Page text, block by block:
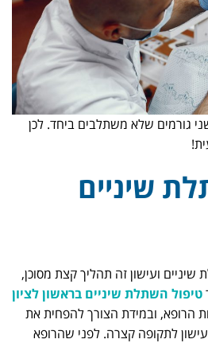
גורמים שלא משתלבים ביחד. לכן
שיניים
ועישון זה תהליך קצת מסוכן,
טיפול השתלת שיניים בראשון לציון
הרופא, ובמידת הצורך להפחית את
לתקופה קצרה. לפני שהרופא